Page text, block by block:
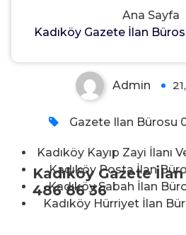
Ana Sayfa
Kadıköy Gazete İlan
Admin
Gazete Ilan Bürosu
Kadıköy Gazete
486 86 36
Kadıköy Kayıp Zayi İlanı
Kadıköy Posta İlan
Kadıköy Sabah İlan
Kadıköy Hürriyet İlan